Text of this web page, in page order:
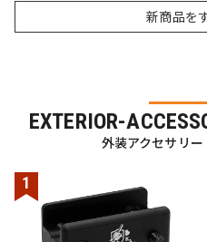
新商品を
EXTERIOR-
外装アクセサリ